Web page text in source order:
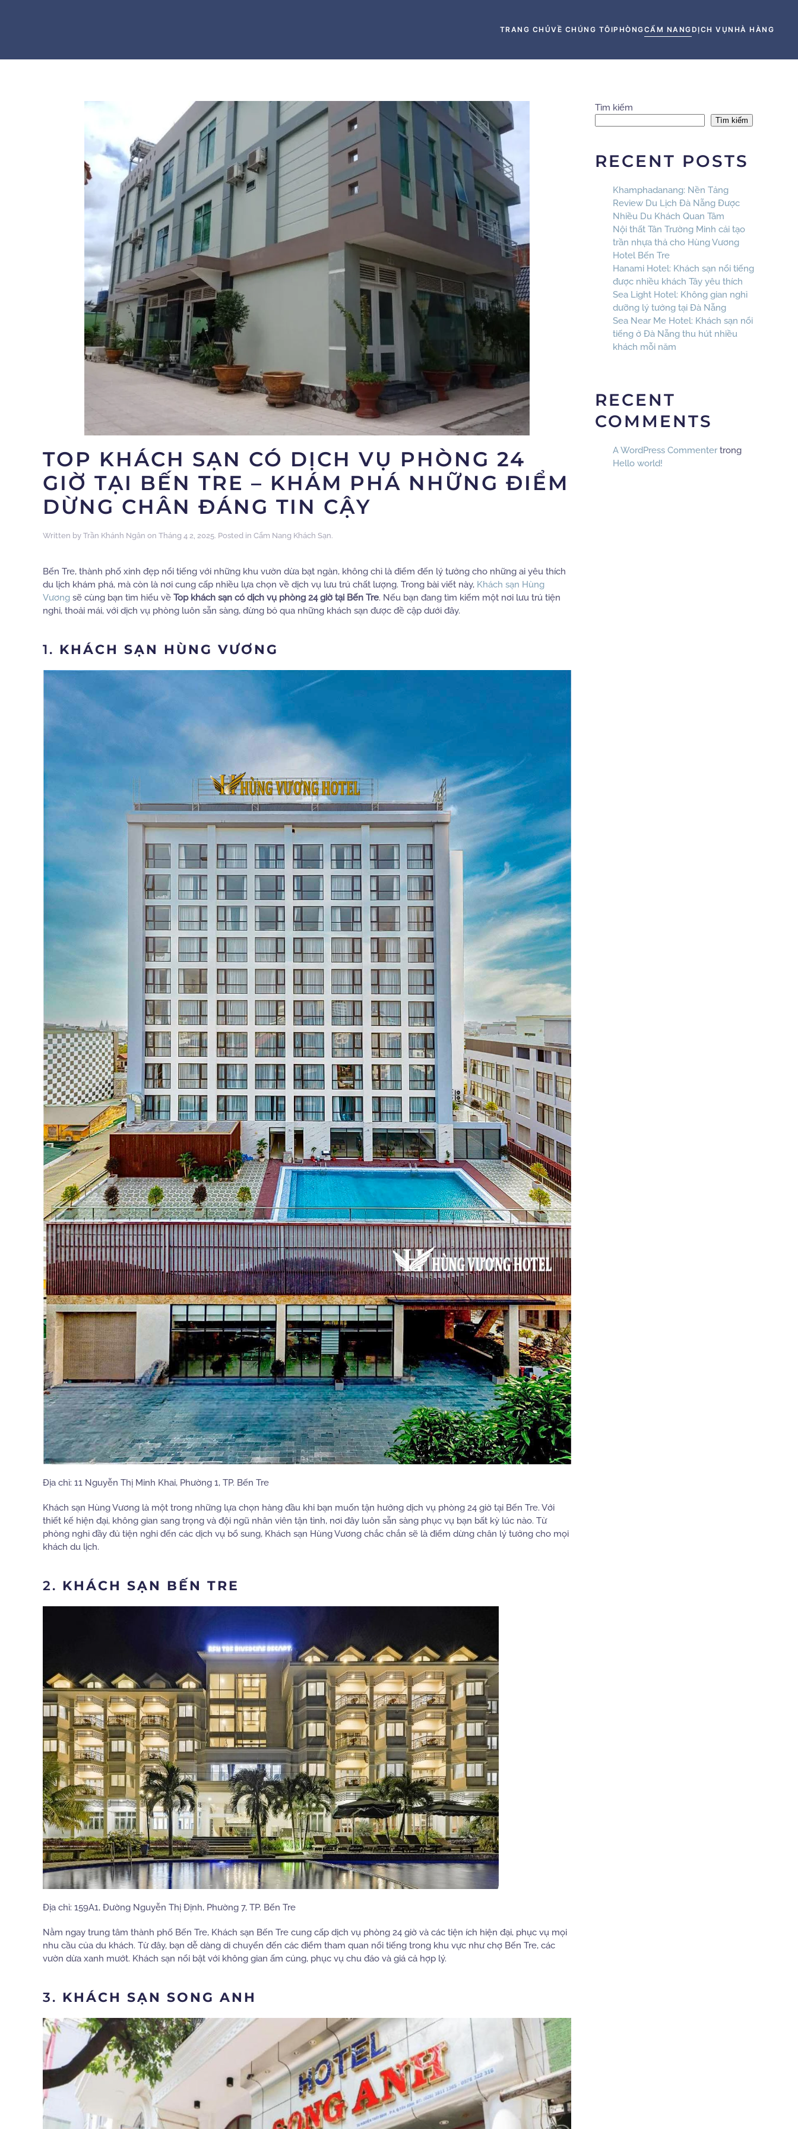
TRANG CHỦVỀ CHÚNG TÔIPHÒNGCẨM NANGDỊCH VỤNHÀ HÀNG
TOP KHÁCH SẠN CÓ DỊCH VỤ PHÒNG 24
GIỜ TẠI BẾN TRE – KHÁM PHÁ NHỮNG ĐIỂM
DỪNG CHÂN ĐÁNG TIN CẬY
Written by Trần Khánh Ngân on Tháng 4 2, 2025. Posted in Cẩm Nang Khách Sạn.
Bến Tre, thành phố xinh đẹp nổi tiếng với những khu vườn dừa bạt ngàn, không chỉ là điểm đến lý tưởng cho những ai yêu thích
du lịch khám phá, mà còn là nơi cung cấp nhiều lựa chọn về dịch vụ lưu trú chất lượng. Trong bài viết này, Khách sạn Hùng
Vương sẽ cùng bạn tìm hiểu về Top khách sạn có dịch vụ phòng 24 giờ tại Bến Tre. Nếu bạn đang tìm kiếm một nơi lưu trú tiện
nghi, thoải mái, với dịch vụ phòng luôn sẵn sàng, đừng bỏ qua những khách sạn được đề cập dưới đây.
1. KHÁCH SẠN HÙNG VƯƠNG
Địa chỉ: 11 Nguyễn Thị Minh Khai, Phường 1, TP. Bến Tre
Khách sạn Hùng Vương là một trong những lựa chọn hàng đầu khi bạn muốn tận hưởng dịch vụ phòng 24 giờ tại Bến Tre. Với
thiết kế hiện đại, không gian sang trọng và đội ngũ nhân viên tận tình, nơi đây luôn sẵn sàng phục vụ bạn bất kỳ lúc nào. Từ
phòng nghỉ đầy đủ tiện nghi đến các dịch vụ bổ sung, Khách sạn Hùng Vương chắc chắn sẽ là điểm dừng chân lý tưởng cho mọi
khách du lịch.
2. KHÁCH SẠN BẾN TRE
Địa chỉ: 159A1, Đường Nguyễn Thị Định, Phường 7, TP. Bến Tre
Nằm ngay trung tâm thành phố Bến Tre, Khách sạn Bến Tre cung cấp dịch vụ phòng 24 giờ và các tiện ích hiện đại, phục vụ mọi
nhu cầu của du khách. Từ đây, bạn dễ dàng di chuyển đến các điểm tham quan nổi tiếng trong khu vực như chợ Bến Tre, các
vườn dừa xanh mướt. Khách sạn nổi bật với không gian ấm cúng, phục vụ chu đáo và giá cả hợp lý.
3. KHÁCH SẠN SONG ANH
Tìm kiếm
Tìm kiếm
RECENT POSTS
Khamphadanang: Nền Tảng
Review Du Lịch Đà Nẵng Được
Nhiều Du Khách Quan Tâm
Nội thất Tân Trường Minh cải tạo
trần nhựa thả cho Hùng Vương
Hotel Bến Tre
Hanami Hotel: Khách sạn nổi tiếng
được nhiều khách Tây yêu thích
Sea Light Hotel: Không gian nghỉ
dưỡng lý tưởng tại Đà Nẵng
Sea Near Me Hotel: Khách sạn nổi
tiếng ở Đà Nẵng thu hút nhiều
khách mỗi năm
RECENT
COMMENTS
A WordPress Commentertrong
Hello world!